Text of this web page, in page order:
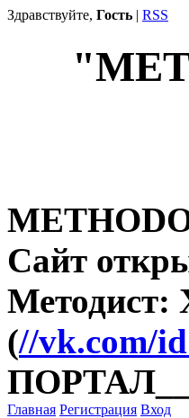
Здравствуйте, Гость | RSS
Сайт
Методист:
(//vk.com/
Главная Регистрация Вход